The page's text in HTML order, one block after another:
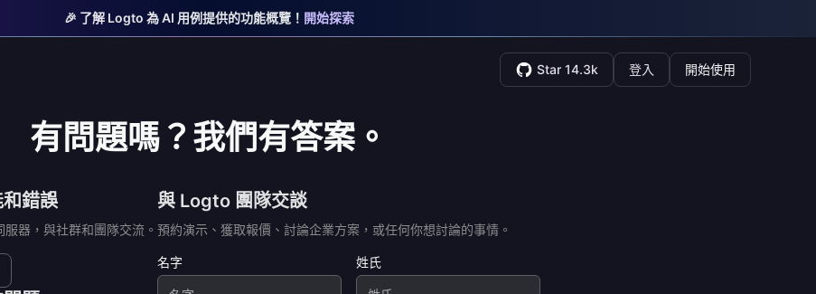
🎉 了解 Logto 為 AI 用例提供的功能概覽！ 開始探索
Star 14.3k 登入 開始使用
有問題嗎？我們有答案。
錯誤
器，與社群和團隊交流。
與 Logto 團隊交談
預約演示、獲取報價、討論企業方案，或任何你想討論的事情。
名字 姓氏